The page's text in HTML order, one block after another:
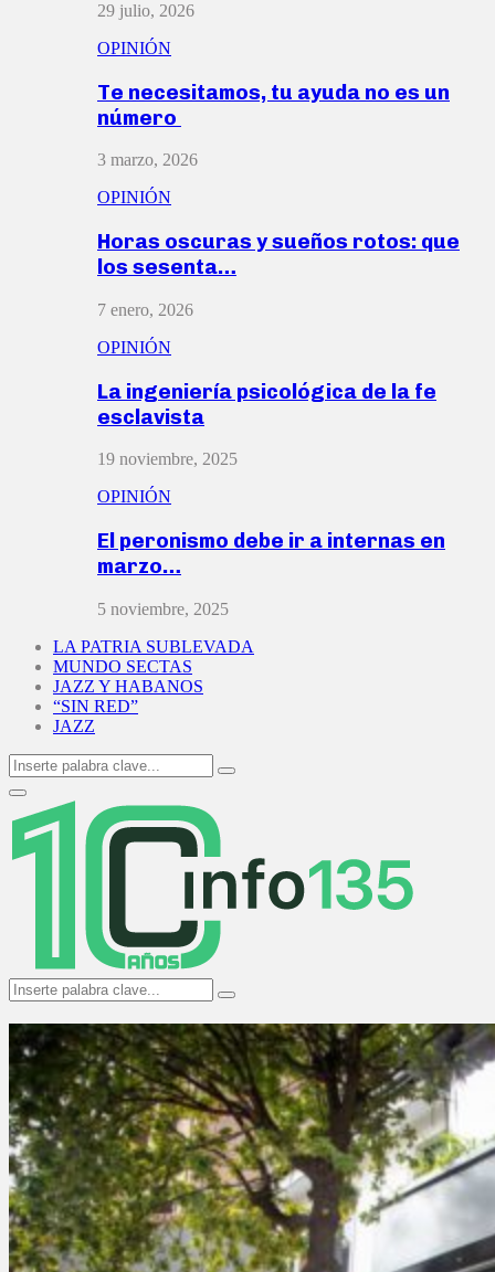
29 julio, 2026
OPINIÓN
Te necesitamos, tu ayuda no es un
número
3 marzo, 2026
OPINIÓN
Horas oscuras y sueños rotos: que
los sesenta…
7 enero, 2026
OPINIÓN
La ingeniería psicológica de la fe
esclavista
19 noviembre, 2025
OPINIÓN
El peronismo debe ir a internas en
marzo…
5 noviembre, 2025
LA PATRIA SUBLEVADA
MUNDO SECTAS
JAZZ Y HABANOS
“SIN RED”
JAZZ
Search
for:
Search
Primary
Menu
Search
for:
Search